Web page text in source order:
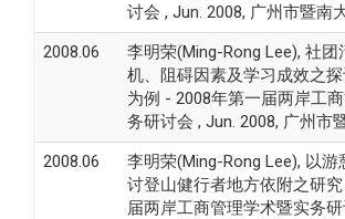
讨会 , Jun. 2008, 广州市暨南
2008.06
李明荣(Ming-Rong Lee), 社团
机、阻碍因素及学习成效之
为例 - 2008年第一届两岸工
务研讨会 , Jun. 2008, 广州市
2008.06
李明荣(Ming-Rong Lee), 以游
讨登山健行者地方依附之研
届两岸工商管理学术暨实务研